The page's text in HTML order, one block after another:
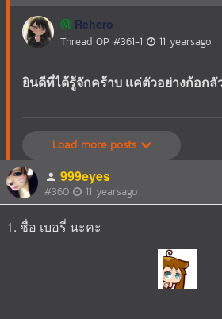
Ⓜ️ Rehero
Thread OP #361-1 11 yearsago
ยินดีที่ได้รู้จักคร้าบ เเค่ตัวอย่างก้อกลั
Load more posts
999eyes
#360 11 yearsago
1. ชื่อ เบอรี่ นะคะ